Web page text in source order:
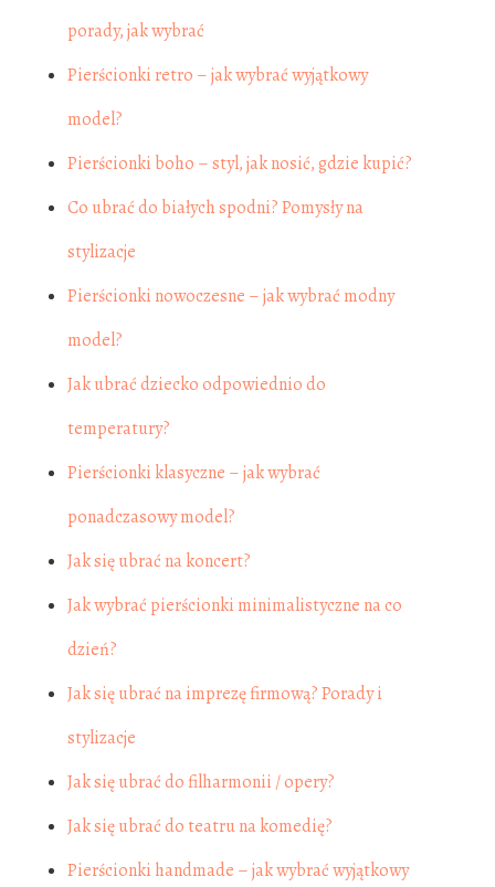
porady, jak wybrać
Pierścionki retro – jak wybrać wyjątkowy
model?
Pierścionki boho – styl, jak nosić, gdzie kupić?
Co ubrać do białych spodni? Pomysły na
stylizacje
Pierścionki nowoczesne – jak wybrać modny
model?
Jak ubrać dziecko odpowiednio do
temperatury?
Pierścionki klasyczne – jak wybrać
ponadczasowy model?
Jak się ubrać na koncert?
Jak wybrać pierścionki minimalistyczne na co
dzień?
Jak się ubrać na imprezę firmową? Porady i
stylizacje
Jak się ubrać do filharmonii / opery?
Jak się ubrać do teatru na komedię?
Pierścionki handmade – jak wybrać wyjątkowy